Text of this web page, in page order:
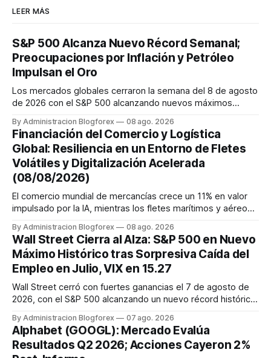
LEER MÁS
S&P 500 Alcanza Nuevo Récord Semanal;
Preocupaciones por Inflación y Petróleo
Impulsan el Oro
Los mercados globales cerraron la semana del 8 de agosto
de 2026 con el S&P 500 alcanzando nuevos máximos
renta fija vio una caída en los rendimientos del Tesoro de
EE. UU. tras un informe de empleo más débil. El petróleo se
mantuvo al ...
By Administracion Blogforex 08 ago. 2026
Financiación del Comercio y Logística
Global: Resiliencia en un Entorno de Fletes
Volátiles y Digitalización Acelerada
(08/08/2026)
El comercio mundial de mercancías crece un 11% en valor
impulsado por la IA, mientras los fletes marítimos y aéreos
disrupciones geopolíticas y congestión. La financiación del
comercio, que depende en un 90% del crédito, se digitaliza
y el mercado...
By Administracion Blogforex 08 ago. 2026
Wall Street Cierra al Alza: S&P 500 en Nuevo
Máximo Histórico tras Sorpresiva Caída del
Empleo en Julio, VIX en 15.27
Wall Street cerró con fuertes ganancias el 7 de agosto de
2026, con el S&P 500 alcanzando un nuevo récord histórico
54,036.93 y el Nasdaq Composite escaló 1.3% a 26,690.62.
El impulso provino de un informe de empleo de julio
inesperadamente ...
By Administracion Blogforex 07 ago. 2026
Alphabet (GOOGL): Mercado Evalúa
Resultados Q2 2026; Acciones Cayeron 2%